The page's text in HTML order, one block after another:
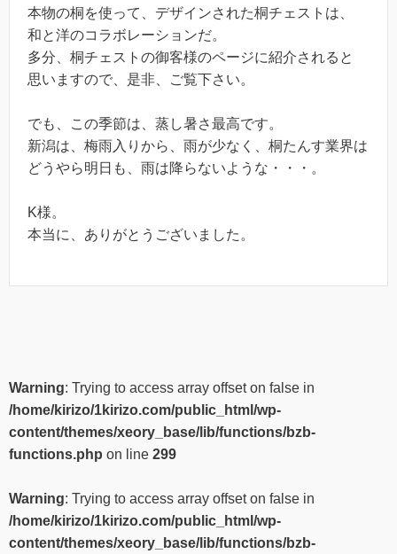
本物の桐を使って、デザインされた桐チェストは、
和と洋のコラボレーションだ。
多分、桐チェストの御客様のページに紹介されると
思いますので、是非、ご覧下さい。
でも、この季節は、蒸し暑さ最高です。
新潟は、梅雨入りから、雨が少なく、桐たんす業界は
どうやら明日も、雨は降らないような・・・。
K様。
本当に、ありがとうございました。
Warning: Trying to access array offset on false in
/home/kirizo/1kirizo.com/public_html/wp-
content/themes/xeory_base/lib/functions/bzb-
functions.php on line 299
Warning: Trying to access array offset on false in
/home/kirizo/1kirizo.com/public_html/wp-
content/themes/xeory_base/lib/functions/bzb-